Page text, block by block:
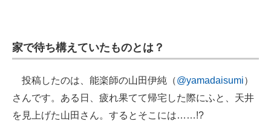
製造業のIT導入・活用を支援
モノづくり技術者専門サイト
エレクトロニクス専門サイト
家で待ち構えていたものとは？
投稿したのは、能楽師の山田伊純（@yamadaisumi）
さんです。ある日、疲れ果てて帰宅した際にふと、天井
を見上げた山田さん。するとそこには……!?